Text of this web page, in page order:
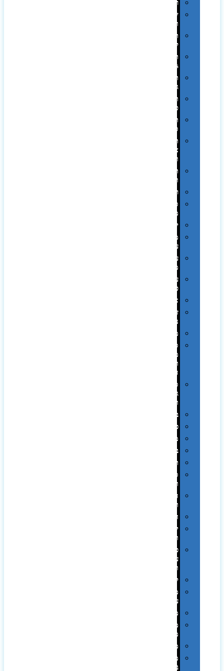
רכב
שעונים
ומסגרות
תיקים
לכנסים
תיקי
Swiss
תיקי
תיקי
טיולים
תיקי
ספורט
תיקי
ומכתביות
תערוכות
וכנסים
רמקולים
סוכריות
ממותגות
יודאיקה
מארזי
עטים
עטי
מתכת
עטי
פלסטיק
אוזניות
זכרונות
ניידים
מפצלים
סביבת
מחשב
וציוד
היקפי
סוללות
גיבוי
ומטענים
ביגוד
כובעים
מגבות
בקבוקים
תרמי
ספלים
וכוסות
הוקרה
ואומנות
חגים
יין
ומארזים
כלי
עבודה
ופנסים
למטבח
מוצרי
עור
מחברות
מחזיקי
מפתחות
משחקים
מתנה
בפחית